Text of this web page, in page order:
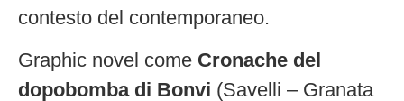
contesto del contemporaneo.
Graphic novel come Cronache del
dopobomba di Bonvi (Savelli – Granata